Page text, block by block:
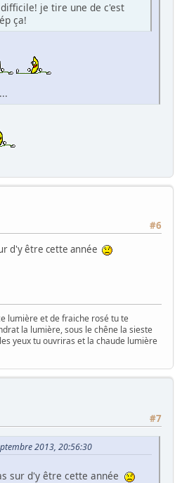
je tire une de c'est
ça!
#6
d'y être cette année
lumière et de fraiche rosé tu te
la lumière, sous le chêne la sieste
yeux tu ouvriras et la chaude lumière
#7
2013, 20:56:30
sur d'y être cette année